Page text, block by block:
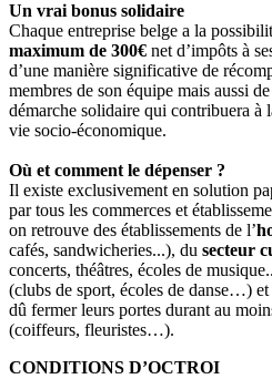
Un vrai bonus solidaire
Chaque entreprise belge a la
maximum de 300€ net d’impôts à
d’une manière significative de
membres de son équipe mais aussi
démarche solidaire qui contribuera à
vie socio-économique.
Où et comment le dépenser ?
Il existe exclusivement en solution
par tous les commerces et
on retrouve des établissements de l’
cafés, sandwicheries...), du secteur
concerts, théâtres, écoles de
(clubs de sport, écoles de danse…) et
dû fermer leurs portes durant au
(coiffeurs, fleuristes…).
CONDITIONS D’OCTROI